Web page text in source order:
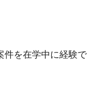
件を在学中に経験で